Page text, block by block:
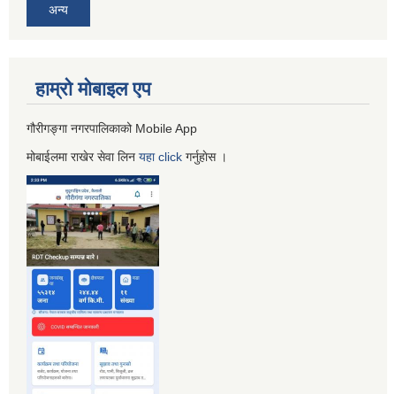
अन्य
हाम्रो माेबाइल एप
गौरीगङ्गा नगरपालिकाको Mobile App
मोबाईलमा राखेर सेवा लिन यहाclick गर्नुहाेस ।